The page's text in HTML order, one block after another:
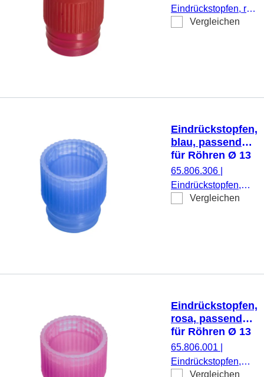
Eindrückstopfen, rot,
passend für Röhren
Vergleichen
Eindrückstopfen,
blau, passend
für Röhren Ø 13
mm
65.806.306
Eindrückstopfen,
blau, passend für
Vergleichen
Eindrückstopfen,
rosa, passend
für Röhren Ø 13
mm
65.806.001
Eindrückstopfen,
Vergleichen